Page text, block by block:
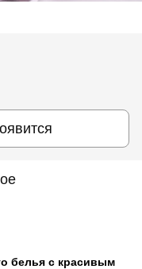
белья с красивым